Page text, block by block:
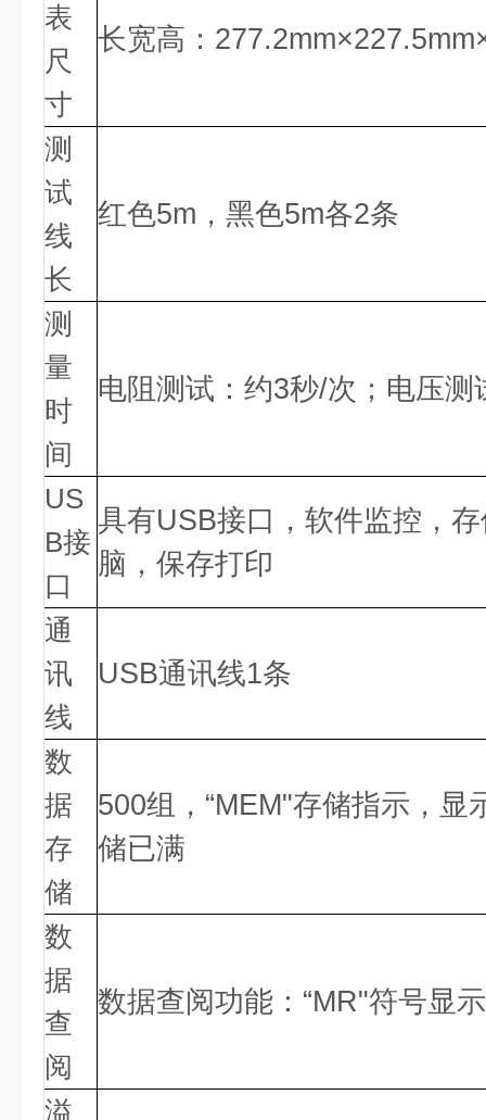
表
尺
寸
长宽高：
测
试
线
长
红色5m，黑色5m各2条
测
量
时
间
电阻测试：约3秒/次；电压测
US
B接
口
具有USB接口，软件监控，
脑，保存打印
通
讯
线
USB通讯线1条
数
据
存
储
500组，“MEM"存储指示，显
储已满
数
据
查
阅
数据查阅功能： “MR"符号显示
溢